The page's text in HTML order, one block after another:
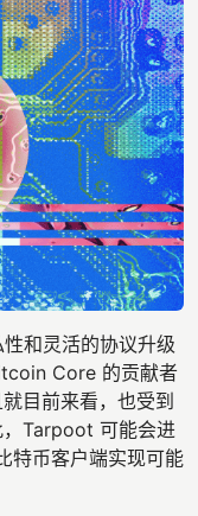
和灵活的协议升级
Core 的贡献者
目前来看，也受到
，Tarpoot 可能会进
特币客户端实现可能